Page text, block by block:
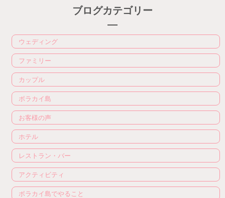
ブログカテゴリー
ウェディング
ファミリー
カップル
ボラカイ島
お客様の声
ホテル
レストラン・バー
アクティビティ
ボラカイ島でやること